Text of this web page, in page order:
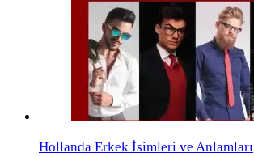
Hollanda Erkek İsimleri ve Anlamları